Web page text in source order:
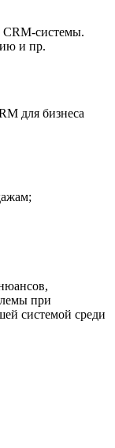
CRM-системы.
и пр.
для бизнеса
при
системой среди